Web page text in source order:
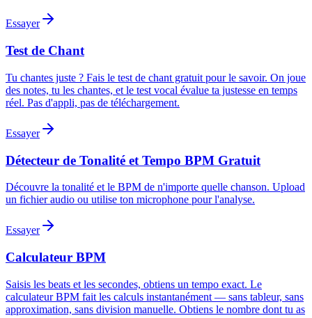
Essayer
Test de Chant
Tu chantes juste ? Fais le test de chant gratuit pour le savoir. On joue
des notes, tu les chantes, et le test vocal évalue ta justesse en temps
réel. Pas d'appli, pas de téléchargement.
Essayer
Détecteur de Tonalité et Tempo BPM Gratuit
Découvre la tonalité et le BPM de n'importe quelle chanson. Upload
un fichier audio ou utilise ton microphone pour l'analyse.
Essayer
Calculateur BPM
Saisis les beats et les secondes, obtiens un tempo exact. Le
calculateur BPM fait les calculs instantanément — sans tableur, sans
approximation, sans division manuelle. Obtiens le nombre dont tu as